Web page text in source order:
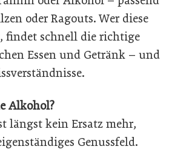
oder Ragouts. Wer diese
findet schnell die richtige
Essen und Getränk – und
Alkohol?
längst kein Ersatz mehr,
Genussfeld.